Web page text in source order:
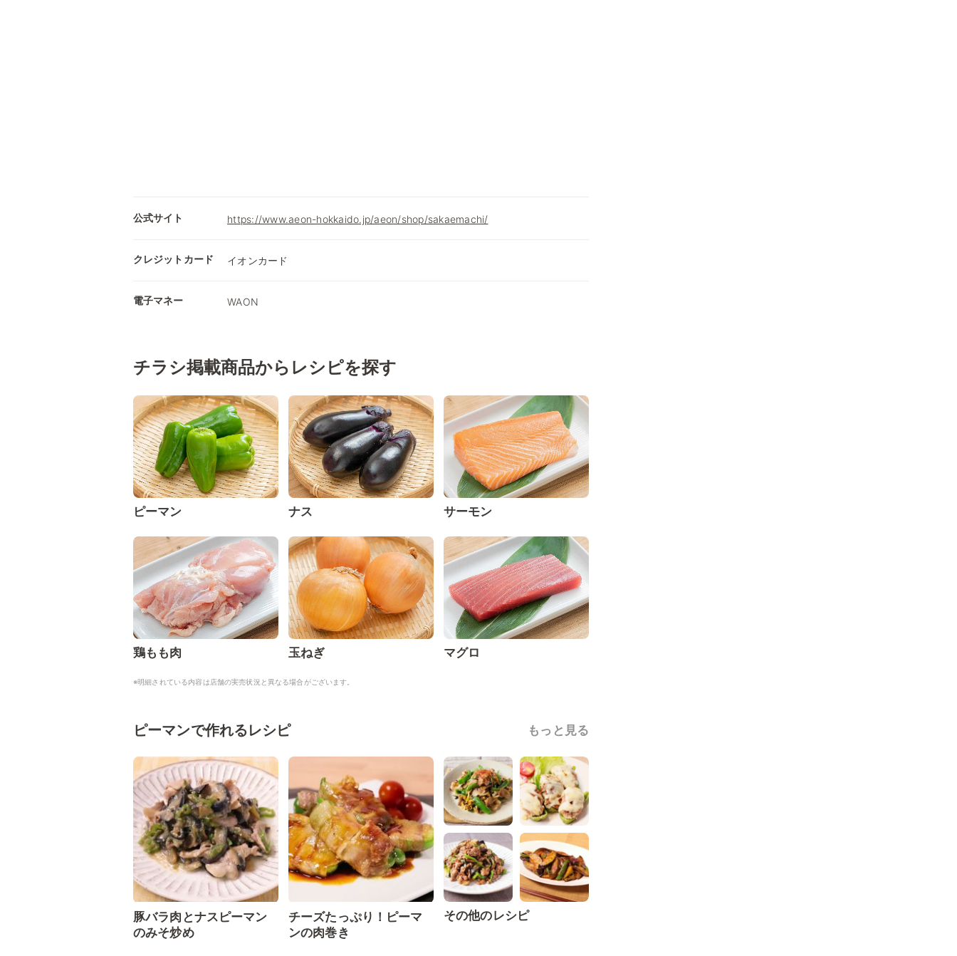
公式サイト https://www.aeon-hokkaido.jp/aeon/shop/sakaemachi/
クレジットカード イオンカード
電子マネー WAON
チラシ掲載商品からレシピを探す
ピーマン ナス サーモン
鶏もも肉 玉ねぎ マグロ
※明細されている内容は店舗の実売状況と異なる場合がございます。
ピーマンで作れるレシピ もっと見る
豚バラ肉とナスピーマン
のみそ炒め
チーズたっぷり！ピーマ
ンの肉巻き
その他のレシピ